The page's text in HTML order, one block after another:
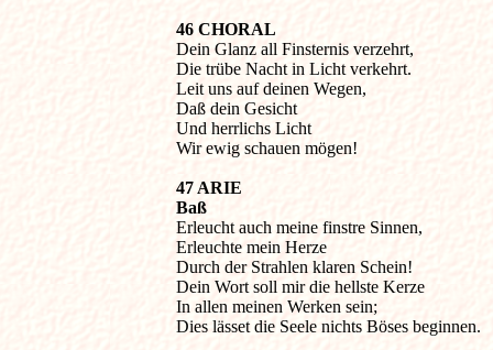
46 CHORAL
Dein Glanz all Finsternis verzehrt,
Die trübe Nacht in Licht verkehrt.
Leit uns auf deinen Wegen,
Daß dein Gesicht
Und herrlichs Licht
Wir ewig schauen mögen!
47 ARIE
Baß
Erleucht auch meine finstre Sinnen,
Erleuchte mein Herze
Durch der Strahlen klaren Schein!
Dein Wort soll mir die hellste Kerze
In allen meinen Werken sein;
Dies lässet die Seele nichts Böses beginnen.